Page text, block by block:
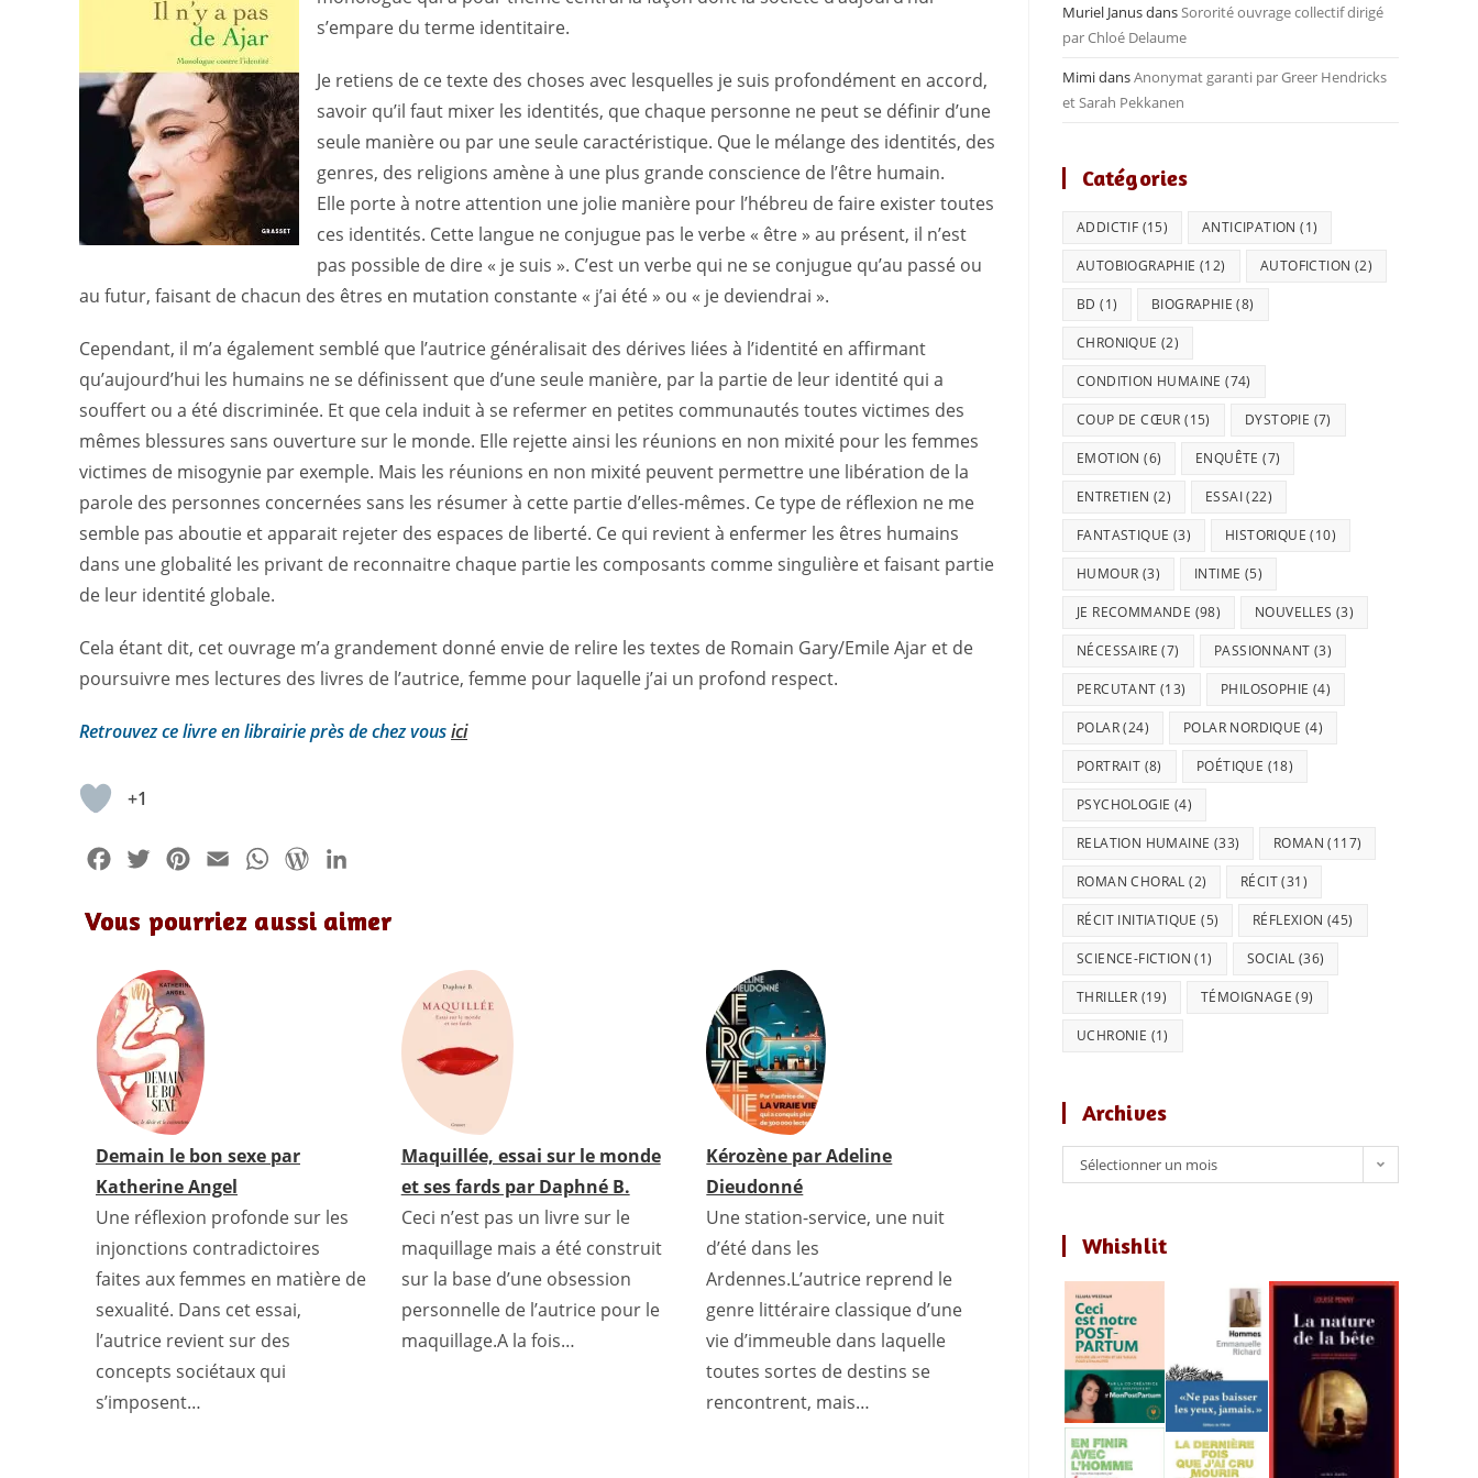
s’empare du terme identitaire.
Je retiens de ce texte des choses avec lesquelles je suis profondément en accord,
savoir qu’il faut mixer les identités, que chaque personne ne peut se définir d’une
seule manière ou par une seule caractéristique. Que le mélange des identités, des
genres, des religions amène à une plus grande conscience de l’être humain.
Elle porte à notre attention une jolie manière pour l’hébreu de faire exister toutes
ces identités. Cette langue ne conjugue pas le verbe « être » au présent, il n’est
pas possible de dire « je suis ». C’est un verbe qui ne se conjugue qu’au passé ou
au futur, faisant de chacun des êtres en mutation constante « j’ai été » ou « je deviendrai ».
Cependant, il m’a également semblé que l’autrice généralisait des dérives liées à l’identité en affirmant
qu’aujourd’hui les humains ne se définissent que d’une seule manière, par la partie de leur identité qui a
souffert ou a été discriminée. Et que cela induit à se refermer en petites communautés toutes victimes des
mêmes blessures sans ouverture sur le monde. Elle rejette ainsi les réunions en non mixité pour les femmes
victimes de misogynie par exemple. Mais les réunions en non mixité peuvent permettre une libération de la
parole des personnes concernées sans les résumer à cette partie d’elles-mêmes. Ce type de réflexion ne me
semble pas aboutie et apparait rejeter des espaces de liberté. Ce qui revient à enfermer les êtres humains
dans une globalité les privant de reconnaitre chaque partie les composants comme singulière et faisant partie
de leur identité globale.
Cela étant dit, cet ouvrage m’a grandement donné envie de relire les textes de Romain Gary/Emile Ajar et de
poursuivre mes lectures des livres de l’autrice, femme pour laquelle j’ai un profond respect.
Retrouvez ce livre en librairie près de chez vousici
+1
c
b
o
o
k
i
t
e
r
n
r
e
s
t
a
W
a
W
r
n
Vous pourriez aussi aimer
Demain le bon sexe par
Katherine Angel
Une réflexion profonde sur les
injonctions contradictoires
faites aux femmes en matière de
sexualité. Dans cet essai,
l’autrice revient sur des
concepts sociétaux qui
s’imposent…
Maquillée, essai sur le monde
et ses fards par Daphné B.
Ceci n’est pas un livre sur le
maquillage mais a été construit
sur la base d’une obsession
personnelle de l’autrice pour le
maquillage.A la fois…
Kérozène par Adeline
Dieudonné
Une station-service, une nuit
d’été dans les
Ardennes.L’autrice reprend le
genre littéraire classique d’une
vie d’immeuble dans laquelle
toutes sortes de destins se
rencontrent, mais…
Muriel JanusdansSororité ouvrage collectif dirigé
par Chloé Delaume
MimidansAnonymat garanti par Greer Hendricks
et Sarah Pekkanen
Catégories
ADDICTIF (15) ANTICIPATION (1)
AUTOBIOGRAPHIE (12) AUTOFICTION (2)
BD (1) BIOGRAPHIE (8)
CHRONIQUE (2)
CONDITION HUMAINE (74)
COUP DE CŒUR (15) DYSTOPIE (7)
EMOTION (6) ENQUÊTE (7)
ENTRETIEN (2) ESSAI(22)
FANTASTIQUE (3) HISTORIQUE (10)
HUMOUR (3) INTIME (5)
JE RECOMMANDE (98) NOUVELLES (3)
NÉCESSAIRE (7) PASSIONNANT (3)
PERCUTANT (13) PHILOSOPHIE (4)
POLAR(24) POLAR NORDIQUE (4)
PORTRAIT (8) POÉTIQUE (18)
PSYCHOLOGIE (4)
RELATION HUMAINE (33) ROMAN (117)
ROMAN CHORAL (2) RÉCIT(31)
RÉCIT INITIATIQUE (5) RÉFLEXION (45)
SCIENCE-FICTION (1) SOCIAL (36)
THRILLER (19) TÉMOIGNAGE (9)
UCHRONIE (1)
Archives
Archives
Sélectionner un mois
Whishlit